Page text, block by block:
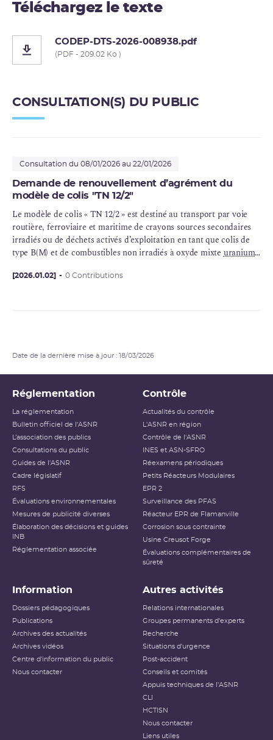
Téléchargez le texte
CODEP-DTS-2026-008938.pdf
(PDF - 209.02 Ko )
CONSULTATION(S) DU PUBLIC
Consultation du 08/01/2026 au 22/01/2026
Demande de renouvellement d’agrément du
modèle de colis "TN 12/2"
Le modèle de colis « TN 12/2 » est destiné au transport par voie
routière, ferroviaire et maritime de crayons sources secondaires
irradiés ou de déchets activés d’exploitation en tant que colis de
type B(M) et de combustibles non irradiés à oxyde mixte uranium-
gadolinium en tant que colis de type B(M) chargé de
[2026.01.02] 0 Contributions
Date de la dernière mise à jour : 18/03/2026
Réglementation
La réglementation
Bulletin officiel de l'ASNR
L’association des publics
Consultations du public
Guides de l'ASNR
Cadre législatif
RFS
Évaluations environnementales
Mesures de publicité diverses
Élaboration des décisions et guides
INB
Réglementation associée
Contrôle
Actualités du contrôle
L'ASNR en région
Contrôle de l'ASNR
INES et ASN-SFRO
Réexamens périodiques
Petits Réacteurs Modulaires
EPR 2
Surveillance des PFAS
Réacteur EPR de Flamanville
Corrosion sous contrainte
Usine Creusot Forge
Évaluations complémentaires de
sûreté
Information
Dossiers pédagogiques
Publications
Archives des actualités
Archives vidéos
Centre d'information du public
Nous contacter
Autres activités
Relations internationales
Groupes permanents d'experts
Recherche
Situations d'urgence
Post-accident
Conseils et comités
Appuis techniques de l'ASNR
CLI
HCTISN
Nous contacter
Liens utiles